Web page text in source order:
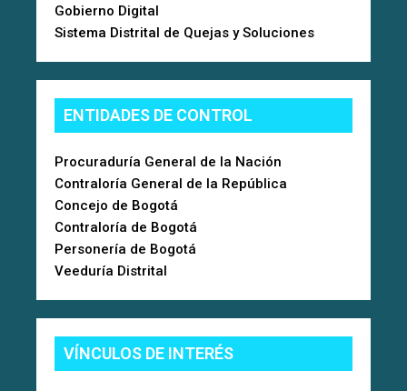
Gobierno Digital
Sistema Distrital de Quejas y Soluciones
ENTIDADES DE CONTROL
Procuraduría General de la Nación
Contraloría General de la República
Concejo de Bogotá
Contraloría de Bogotá
Personería de Bogotá
Veeduría Distrital
VÍNCULOS DE INTERÉS